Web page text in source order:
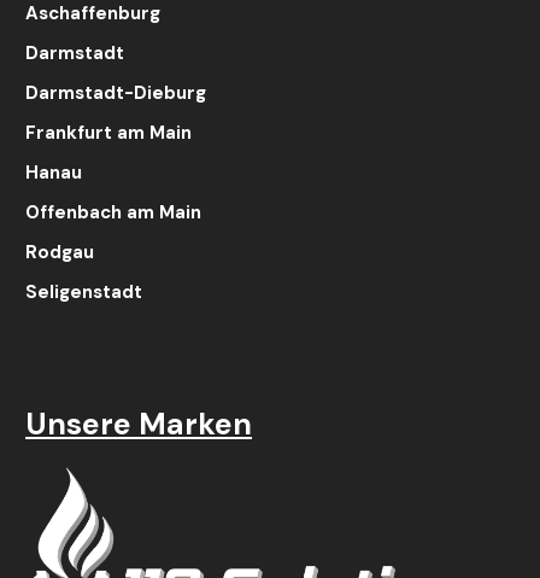
Aschaffenburg
Darmstadt
Darmstadt-Dieburg
Frankfurt am Main
Hanau
Offenbach am Main
Rodgau
Seligenstadt
Unsere Marken